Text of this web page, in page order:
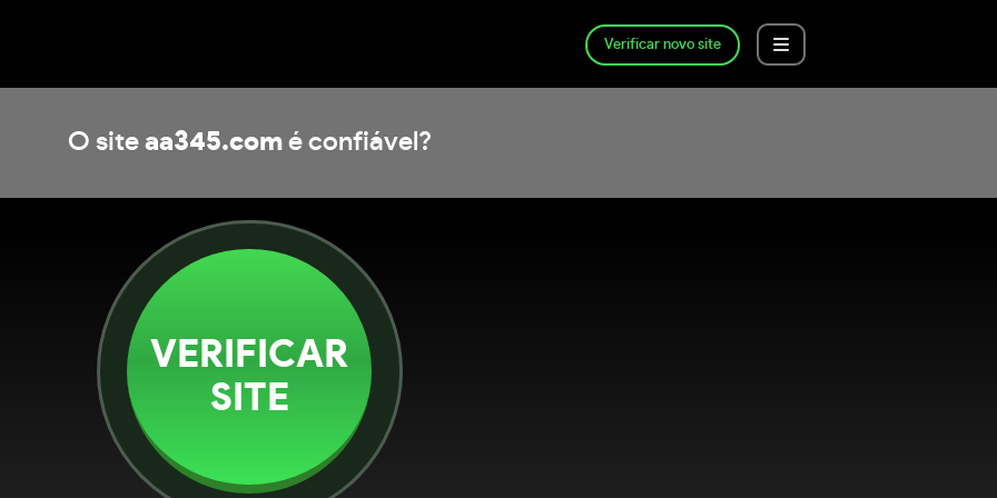
Verificar novo site
O site aa345.comé confiável?
VERIFICAR
SITE